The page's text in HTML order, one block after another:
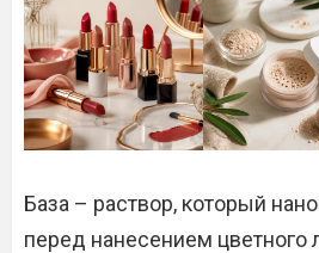
База – раствор, который
перед нанесением цветного